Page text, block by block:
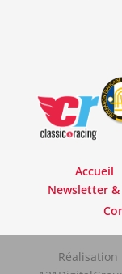
Accueil
Newsletter &
Réalisation